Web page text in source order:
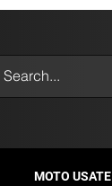
MOTO USATE